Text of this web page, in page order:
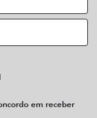
em receber